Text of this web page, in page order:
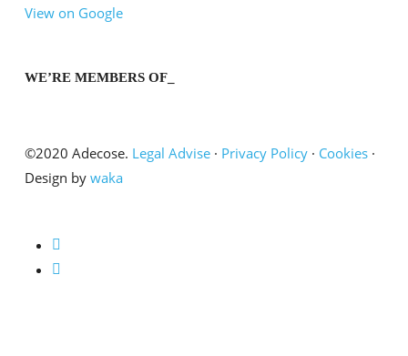
View on Google
WE’RE MEMBERS OF_
©2020 Adecose. Legal Advise· Privacy Policy· Cookies·
Design by waka
twitter
linkedin